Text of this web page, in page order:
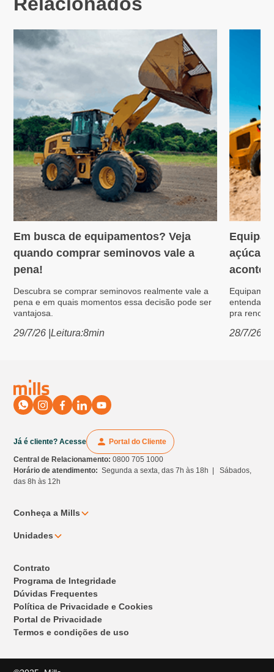
Variedades
Em busca de equipamentos? Veja
quando comprar seminovos vale a
pena!
Descubra se comprar seminovos realmente vale a
pena e em quais momentos essa decisão pode ser
vantajosa.
29/7/26 |Leitura:8min
açúcar:
entenda
pra
28/7/26
Já é cliente? Acesse Portal do Cliente
Central de Relacionamento:0800 705 1000
Horário de atendimento:Segunda a sexta, das 7h às 18h | Sábados,
das 8h às 12h
Conheça a Mills
Unidades
Contrato
Programa de Integridade
Dúvidas Frequentes
Política de Privacidade e Cookies
Portal de Privacidade
Termos e condições de uso